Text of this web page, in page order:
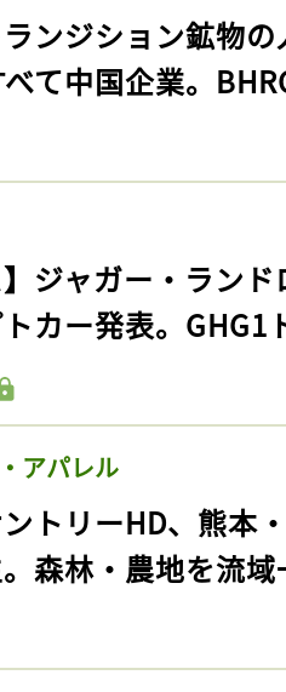
ランジション鉱物
て中国企業。
】ジャガー・ラン
カー発表。GHG1
アパレル
ントリーHD、熊本
森林・農地を流